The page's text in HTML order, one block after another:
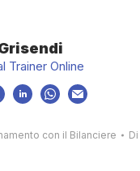
Trainer Online
con il Bilanciere Di